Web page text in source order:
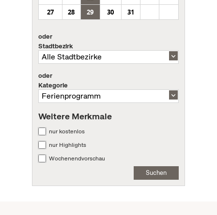
27
28 29 30 31
oder
Stadtbezirk
oder
Kategorie
Weitere Merkmale
nur kostenlos
nur Highlights
Wochenendvorschau
Suchen